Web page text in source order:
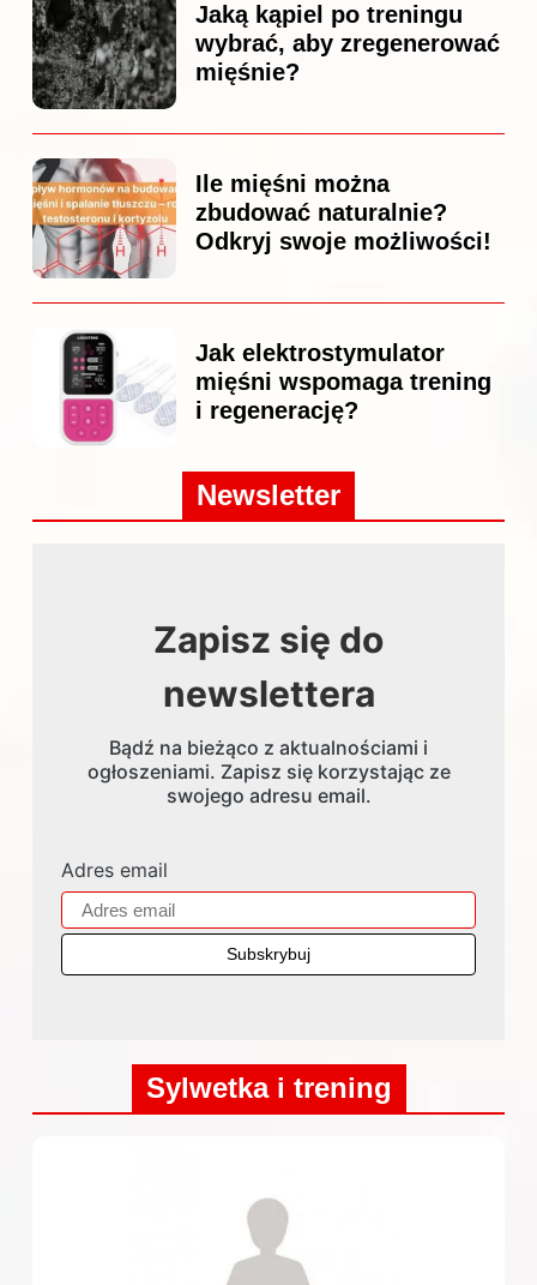
Jaką kąpiel po treningu
wybrać, aby zregenerować
mięśnie?
Ile mięśni można
zbudować naturalnie?
Odkryj swoje możliwości!
Jak elektrostymulator
mięśni wspomaga trening
i regenerację?
Newsletter
Zapisz się do
newslettera
Bądź na bieżąco z aktualnościami i
ogłoszeniami. Zapisz się korzystając ze
swojego adresu email.
Adres email
Sylwetka i trening